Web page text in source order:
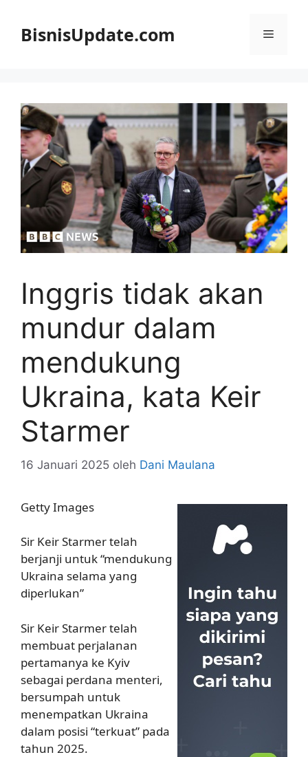
BisnisUpdate.com Menu
Inggris tidak akan
mundur dalam
mendukung
Ukraina, kata Keir
Starmer
16 Januari 2025 oleh Dani Maulana
Getty Images
Sir Keir Starmer telah
berjanji untuk “mendukung
Ukraina selama yang
diperlukan”
Sir Keir Starmer telah
membuat perjalanan
pertamanya ke Kyiv
sebagai perdana menteri,
bersumpah untuk
menempatkan Ukraina
dalam posisi “terkuat” pada
tahun 2025.